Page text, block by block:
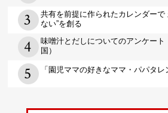
共有を前提に作られたカレンダーで
ない”を創る
味噌汁とだしについてのアンケート
国）
「園児ママの好きなママ・パパタ